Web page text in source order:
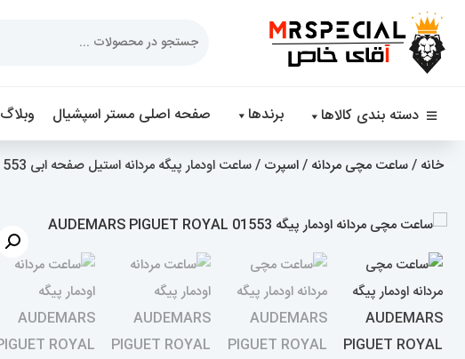
دسته بندی کالاها برندها صفحه اصلی مستر اسپشیال وبلاگ
خانه /ساعت مچی مردانه /اسپرت / ساعت اودمار پیگه مردانه استیل صفحه ابی AUDEMARS PIGUET ROYAL 01553